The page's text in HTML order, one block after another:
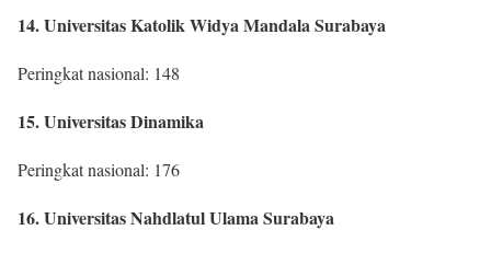
14. Universitas Katolik Widya Mandala Surabaya
Peringkat nasional: 148
15. Universitas Dinamika
Peringkat nasional: 176
16. Universitas Nahdlatul Ulama Surabaya